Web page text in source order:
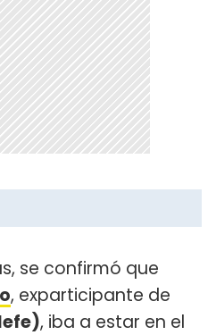
se confirmó que
, exparticipante de
, iba a estar en el